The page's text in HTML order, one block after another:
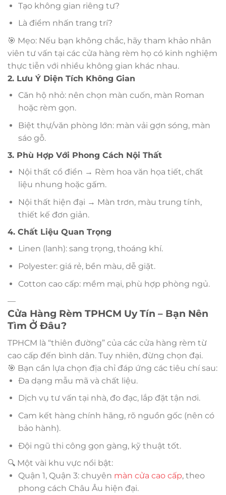
Tạo không gian riêng tư?
Là điểm nhấn trang trí?
🎯 Mẹo: Nếu bạn không chắc, hãy tham khảo nhân
viên tư vấn tại các cửa hàng rèm họ có kinh nghiệm
thực tiễn với nhiều không gian khác nhau.
2. Lưu Ý Diện Tích Không Gian
Căn hộ nhỏ: nên chọn màn cuốn, màn Roman
hoặc rèm gọn.
Biệt thự/văn phòng lớn: màn vải gợn sóng, màn
sáo gỗ.
3. Phù Hợp Với Phong Cách Nội Thất
Nội thất cổ điển → Rèm hoa văn họa tiết, chất
liệu nhung hoặc gấm.
Nội thất hiện đại → Màn trơn, màu trung tính,
thiết kế đơn giản.
4. Chất Liệu Quan Trọng
Linen (lanh): sang trọng, thoáng khí.
Polyester: giá rẻ, bền màu, dễ giặt.
Cotton cao cấp: mềm mại, phù hợp phòng ngủ.
—
Cửa Hàng Rèm TPHCM Uy Tín – Bạn Nên
Tìm Ở Đâu?
TPHCM là “thiên đường” của các cửa hàng rèm từ
cao cấp đến bình dân. Tuy nhiên, đừng chọn đại.
🎯 Bạn cần lựa chọn địa chỉ đáp ứng các tiêu chí sau:
Đa dạng mẫu mã và chất liệu.
Dịch vụ tư vấn tại nhà, đo đạc, lắp đặt tận nơi.
Cam kết hàng chính hãng, rõ nguồn gốc (nên có
bảo hành).
Đội ngũ thi công gọn gàng, kỹ thuật tốt.
🔍 Một vài khu vực nổi bật:
Quận 1, Quận 3: chuyên màn cửa cao cấp, theo
phong cách Châu Âu hiện đại.